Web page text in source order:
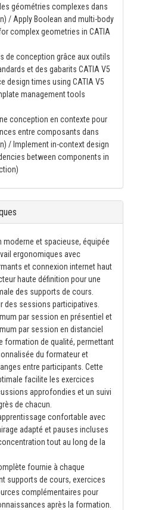
géométries complexes dans
/ Apply Boolean and multi-body
complex geometries in CATIA
de conception grâce aux outils
et des gabarits CATIA V5
design times using CATIA V5
management tools
conception en contexte pour
entre composants dans
/ Implement in-context design
between components in
et spacieuse, équipée
ergonomiques avec
et connexion internet haut
haute définition pour une
des supports de cours.
des sessions participatives.
par session en présentiel et
par session en distanciel
formation de qualité, permettant
du formateur et
entre participants. Cette
facilite les exercices
approfondies et un suivi
de chacun.
confortable avec
adapté et pauses incluses
tout au long de la
fournie à chaque
supports de cours, exercices
complémentaires pour
après la formation.